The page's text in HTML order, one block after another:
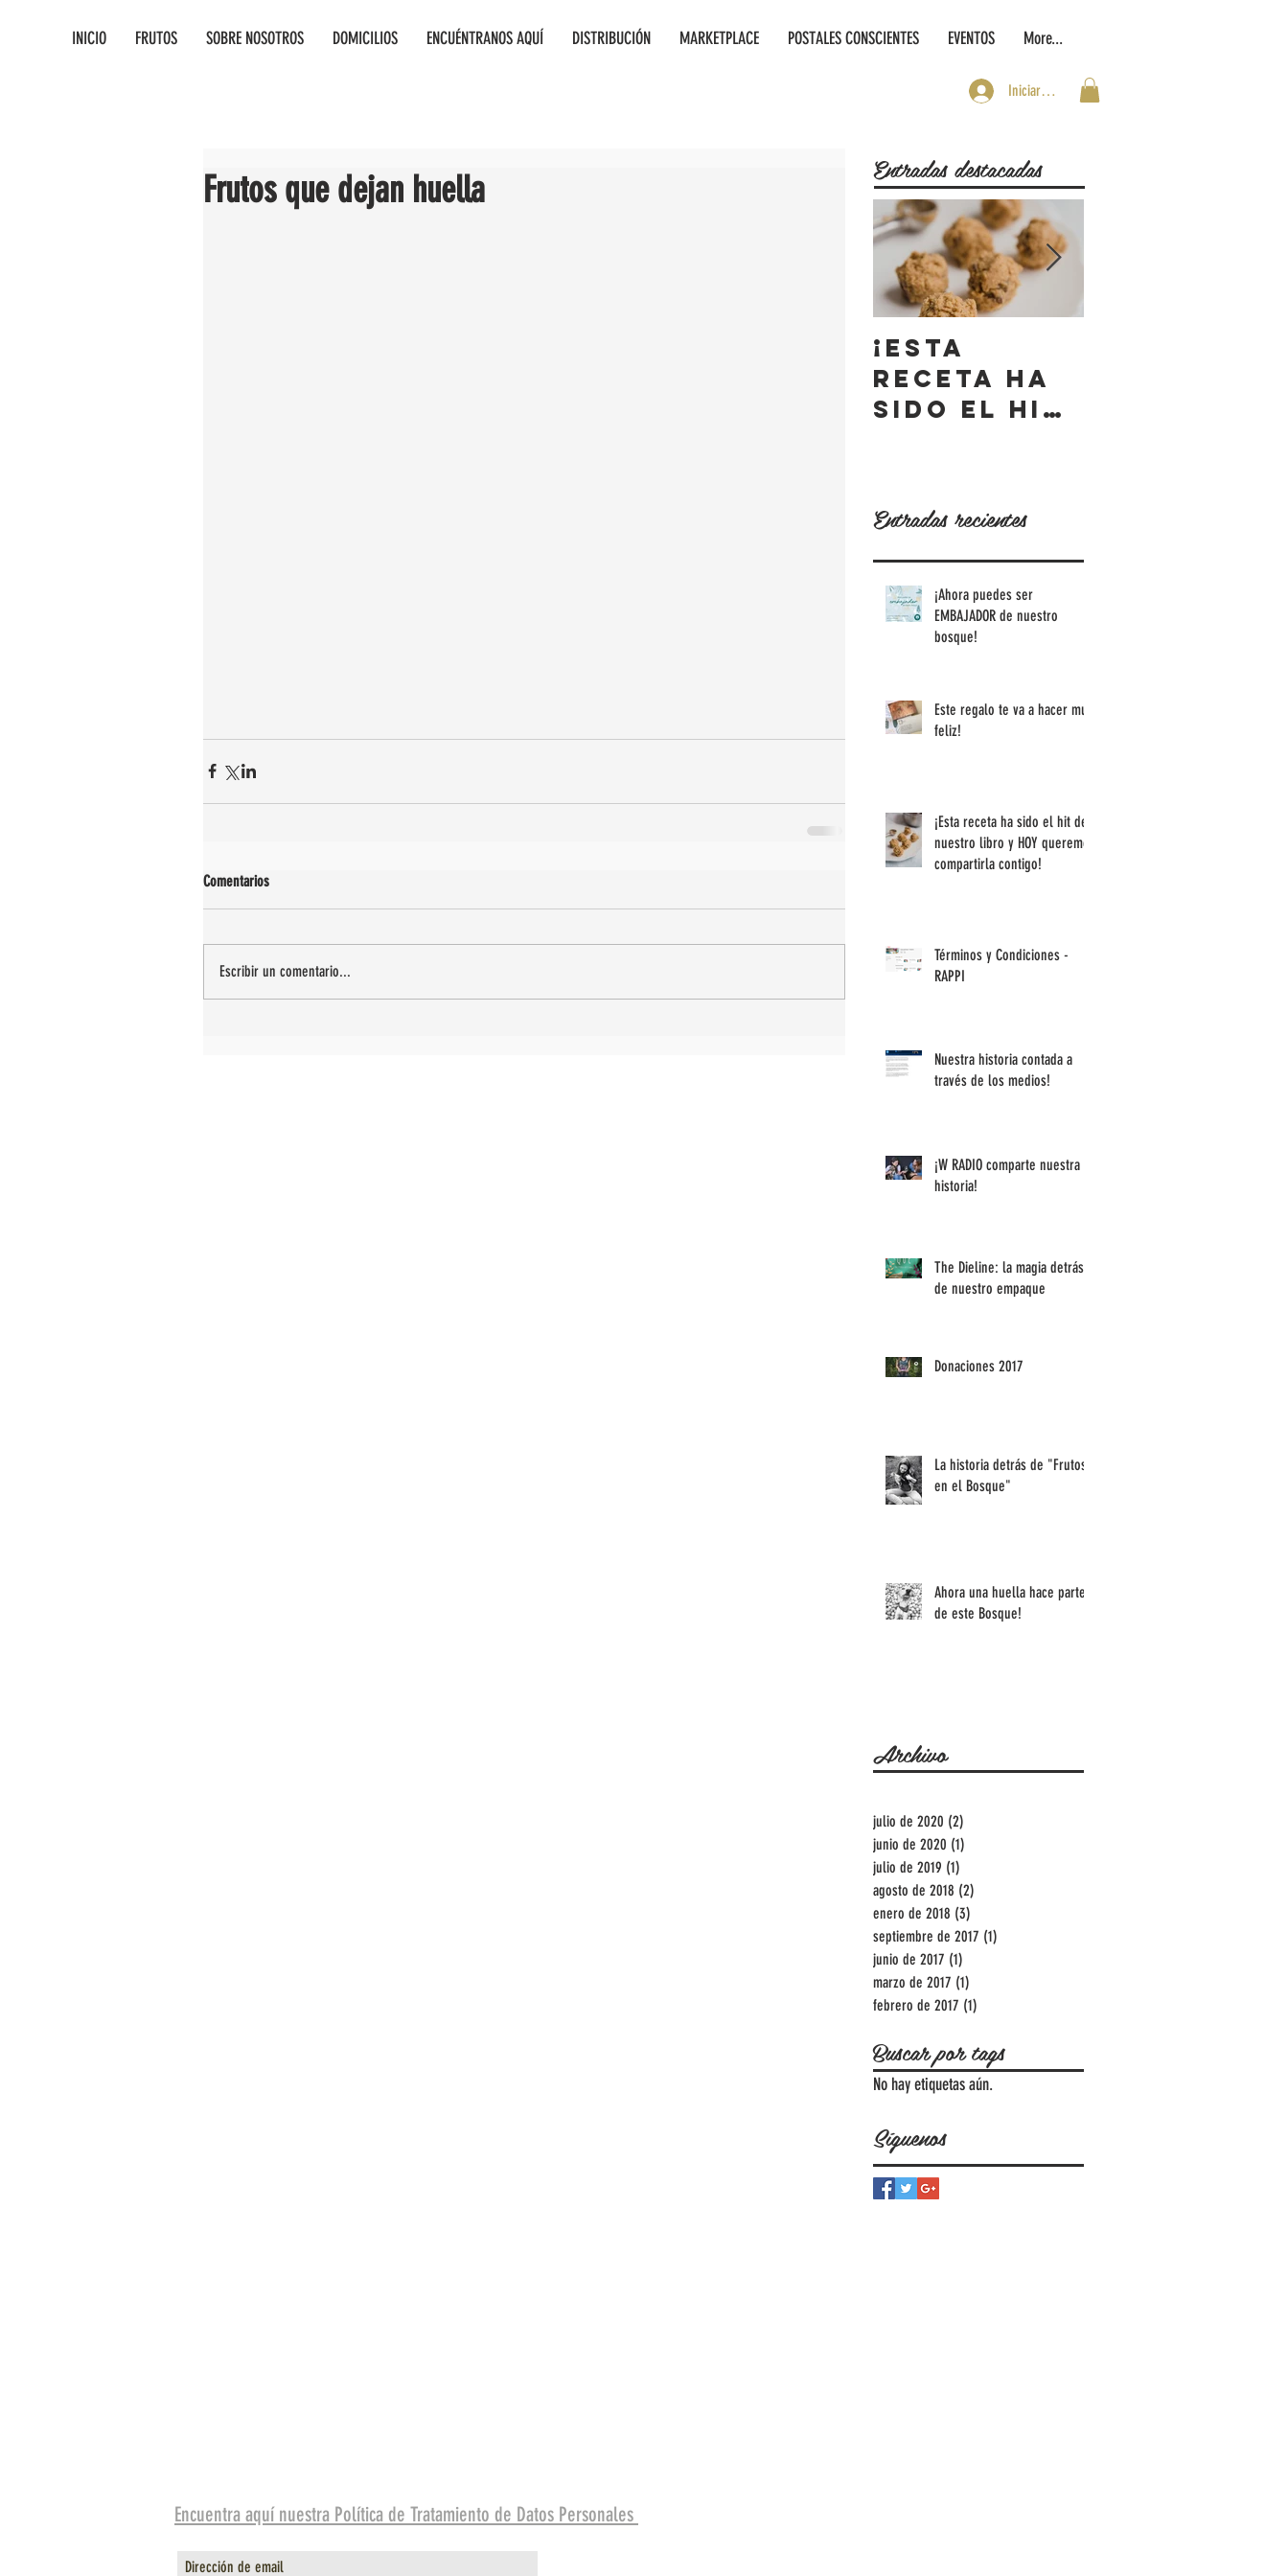
INICIO FRUTOS SOBRE NOSOTROS DOMICILIOS ENCUÉNTRANOS AQUÍ DISTRIBUCIÓN MARKETPLACE POSTALES CONSCIENTES EVENTOS More...
Iniciar sesión
Frutos que dejan huella
Comentarios
Escribir un comentario...
Entradas destacadas
¡Esta
receta ha
sido el hit
compartirl
a contigo!
Entradas recientes
¡Ahora puedes ser
EMBAJADOR de nuestro
bosque!
Este regalo te va a hacer muy
feliz!
¡Esta receta ha sido el hit de
nuestro libro y HOY queremos
compartirla contigo!
Términos y Condiciones -
RAPPI
Nuestra historia contada a
través de los medios!
¡W RADIO comparte nuestra
historia!
The Dieline: la magia detrás
de nuestro empaque
Donaciones 2017
La historia detrás de "Frutos
en el Bosque"
Ahora una huella hace parte
de este Bosque!
Archivo
julio de 2020 (2)
junio de 2020 (1)
julio de 2019 (1)
agosto de 2018 (2)
enero de 2018 (3)
septiembre de 2017 (1)
junio de 2017 (1)
marzo de 2017 (1)
febrero de 2017 (1)
Buscar por tags
No hay etiquetas aún.
Síguenos
Encuentra aquí nuestra Política de Tratamiento de Datos Personales